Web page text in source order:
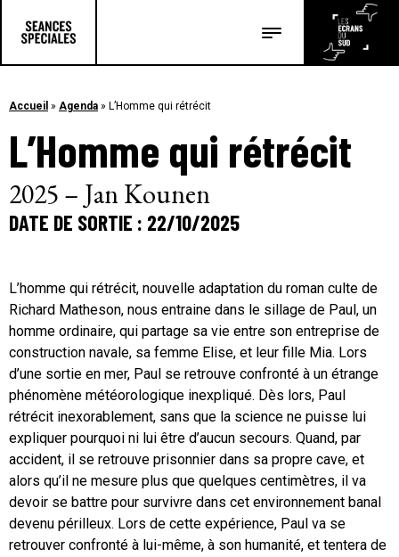
Les articles
Accueil » Agenda » L’Homme qui rétrécit
L’Homme qui rétrécit
2025 – Jan Kounen
DATE DE SORTIE : 22/10/2025
L’homme qui rétrécit, nouvelle adaptation du roman culte de
Richard Matheson, nous entraine dans le sillage de Paul, un
homme ordinaire, qui partage sa vie entre son entreprise de
construction navale, sa femme Elise, et leur fille Mia. Lors
d’une sortie en mer, Paul se retrouve confronté à un étrange
phénomène météorologique inexpliqué. Dès lors, Paul
rétrécit inexorablement, sans que la science ne puisse lui
expliquer pourquoi ni lui être d’aucun secours. Quand, par
accident, il se retrouve prisonnier dans sa propre cave, et
alors qu’il ne mesure plus que quelques centimètres, il va
devoir se battre pour survivre dans cet environnement banal
devenu périlleux. Lors de cette expérience, Paul va se
retrouver confronté à lui-même, à son humanité, et tentera de